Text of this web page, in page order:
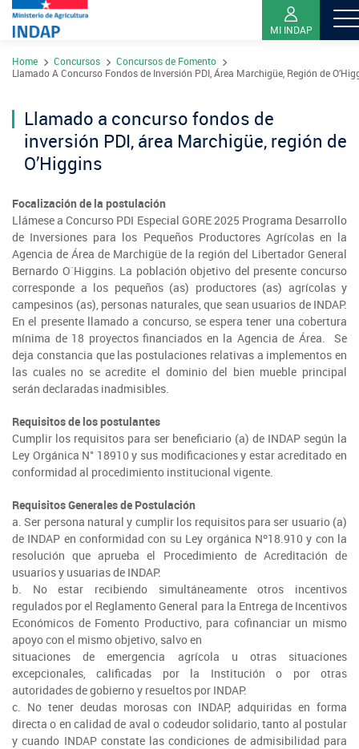
MI INDAP
Sobre INDAP
¿Qué es INDAP?
Sea usuario INDAP
Consultores de Riego
Registro nacional SIRSD-S
Nómina consultores de Riego
Registro Ley 19.862
Oficina virtual de atención ciudadana
Trabaje en INDAP
Programa Desarrollo Territorial Indígena
Sustentabilidad de los suelos SIRSD-S
Programa Desarrollo Inversiones - PDI
Programa desarrollo local - Prodesal
Servicio de Asesoría Técnica - SAT
Programa de Alianzas Productivas
Ver todos los Programas
Concursos de Fomento
Acciones INDAP
Red Tiendas Mundo Rural
Sello Manos Campesinas
Mercado Campesinos
Expomundorural
Turismo Rural
SIPAN
Sitios Regionales
Arica y Parinacota
Tarapacá
Antofagasta
Atacama
Coquimbo
Valparaíso
Metropolitana
O'Higgins
Maule
Ñuble
Biobío
Araucanía
Los Ríos
Los Lagos
Aysén
Magallanes
Noticias
Videos
Podcast
Fotografías
Seminarios
Biblioteca
Contacto de Prensa
Videos
Podcast
Fotografía
Biblioteca
Nuestras Redes sociales
INDAP Agustinas 1465, Santiago de Chile
Teléfono:+56 2 2303 8000
Home Concursos
Concursos de Fomento
Llamado A Concurso Fondos de Inversión PDI, Área Marchigüe, Región de
Llamado a concurso fondos de
inversión PDI, área Marchigüe, región de
O’Higgins
Focalización de la postulación
Llámese a Concurso PDI Especial GORE 2025 Programa Desarrollo
de Inversiones para los Pequeños Productores Agrícolas en la
Agencia de Área de Marchigüe de la región del Libertador General
Bernardo O´Higgins. La población objetivo del presente concurso
corresponde a los pequeños (as) productores (as) agrícolas y
campesinos (as), personas naturales, que sean usuarios de INDAP.
En el presente llamado a concurso, se espera tener una cobertura
mínima de 18 proyectos ﬁnanciados en la Agencia de Área. Se
deja constancia que las postulaciones relativas a implementos en
las cuales no se acredite el dominio del bien mueble principal
serán declaradas inadmisibles.
Requisitos de los postulantes
Cumplir los requisitos para ser beneﬁciario (a) de INDAP según la
Ley Orgánica N° 18910 y sus modiﬁcaciones y estar acreditado en
conformidad al procedimiento institucional vigente.
Requisitos Generales de Postulación
a. Ser persona natural y cumplir los requisitos para ser usuario (a)
de INDAP en conformidad con su Ley orgánica Nº18.910 y con la
resolución que aprueba el Procedimiento de Acreditación de
usuarios y usuarias de INDAP.
b. No estar recibiendo simultáneamente otros incentivos
regulados por el Reglamento General para la Entrega de Incentivos
Económicos de Fomento Productivo, para coﬁnanciar un mismo
apoyo con el mismo objetivo, salvo en
situaciones de emergencia agrícola u otras situaciones
excepcionales, caliﬁcadas por la Institución o por otras
autoridades de gobierno y resueltos por INDAP.
c. No tener deudas morosas con INDAP, adquiridas en forma
directa o en calidad de aval o codeudor solidario, tanto al postular
y cuando INDAP constate las condiciones de admisibilidad para